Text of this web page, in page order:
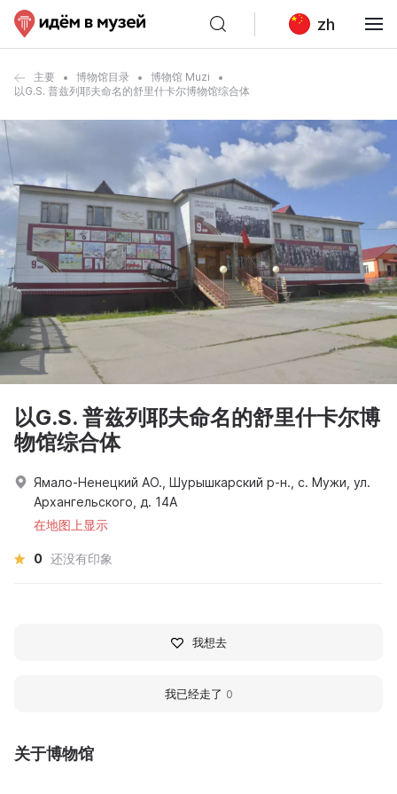
zh
主要 博物馆目录
博物馆 Muzi
以G.S. 普兹列耶夫命名的舒里什卡尔博物馆综合体
关于博物馆
以G.S. 普兹列耶夫命名的舒里什卡尔博
物馆综合体
Ямало-Ненецкий АО., Шурышкарский р-н., с. Мужи, ул.
Архангельского, д. 14А
在地图上显示
0 还没有印象
我想去
我已经走了 0